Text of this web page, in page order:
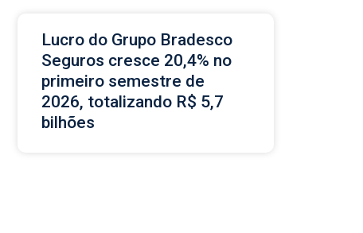
Lucro do Grupo Bradesco
Seguros cresce 20,4% no
primeiro semestre de
2026, totalizando R$ 5,7
bilhões